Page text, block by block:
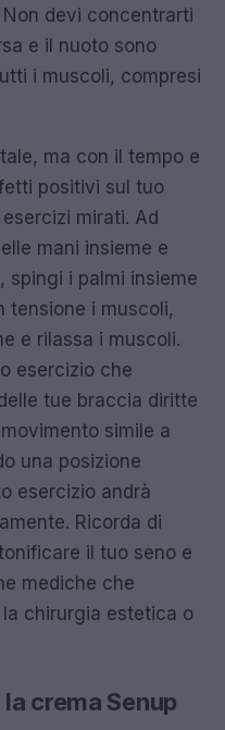
devi concentrarti
e il nuoto sono
i muscoli, compresi
ma con il tempo e
positivi sul tuo
mirati. Ad
mani insieme e
spingi i palmi insieme
tensione i muscoli,
e rilassa i muscoli.
esercizio che
tue braccia diritte
simile a
una posizione
esercizio andrà
Ricorda di
il tuo seno e
mediche che
la chirurgia estetica o
crema Senup